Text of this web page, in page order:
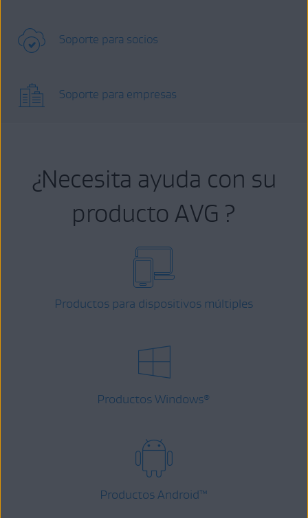
Soporte para socios
Soporte para empresas
¿Necesita ayuda con su
producto AVG ?
Productos para dispositivos múltiples
Productos Windows®
Productos Android™